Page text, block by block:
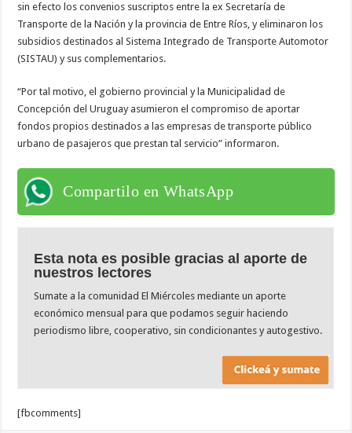
sin efecto los convenios suscriptos entre la ex Secretaría de
Transporte de la Nación y la provincia de Entre Ríos, y eliminaron los
subsidios destinados al Sistema Integrado de Transporte Automotor
(SISTAU) y sus complementarios.
“Por tal motivo, el gobierno provincial y la Municipalidad de
Concepción del Uruguay asumieron el compromiso de aportar
fondos propios destinados a las empresas de transporte público
urbano de pasajeros que prestan tal servicio” informaron.
Compartilo en WhatsApp
Esta nota es posible gracias al aporte de
nuestros lectores
Sumate a la comunidad El Miércoles mediante un aporte
económico mensual para que podamos seguir haciendo
periodismo libre, cooperativo, sin condicionantes y autogestivo.
[fbcomments]